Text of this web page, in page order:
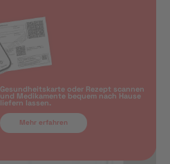
Gesundheitskarte oder Rezept scannen
und Medikamente bequem nach Hause
liefern lassen.
Mehr erfahren